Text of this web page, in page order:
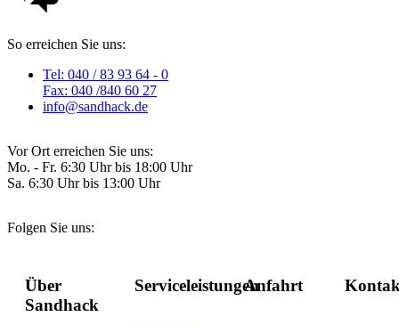
So erreichen Sie uns:
Tel: 040 / 83 93 64 - 0
Fax: 040 /840 60 27
info@sandhack.de
Vor Ort erreichen Sie uns:
Mo. - Fr. 6:30 Uhr bis 18:00 Uhr
Sa. 6:30 Uhr bis 13:00 Uhr
Folgen Sie uns:
Über
Sandhack
ServiceleistungenAnfahrt